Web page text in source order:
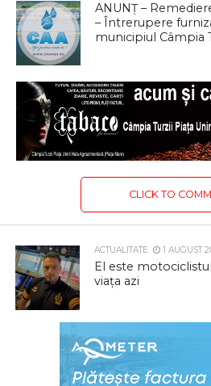
ANUNȚ –
– Întrerupere
municipiul Câmpia
CLICK TO
ACTUALITATE 1 AUGUST
El este
viața azi